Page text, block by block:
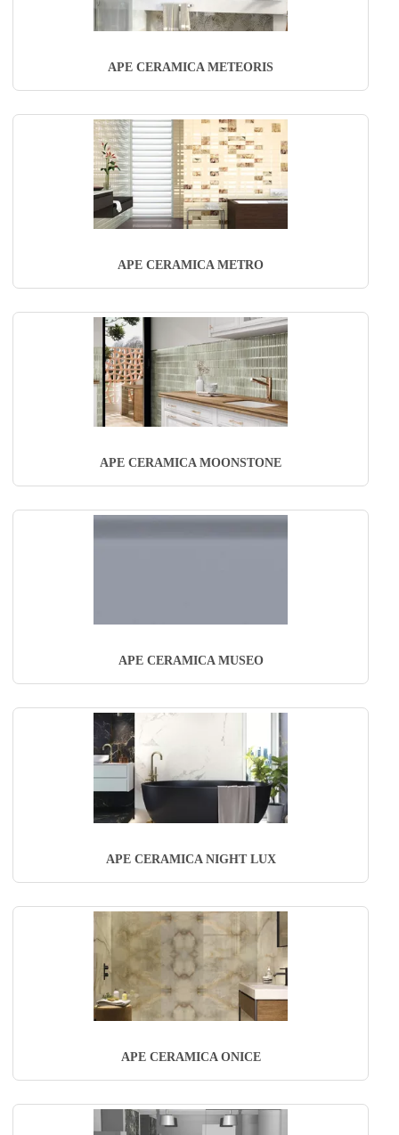
APE CERAMICA METEORIS
APE CERAMICA METRO
APE CERAMICA MOONSTONE
APE CERAMICA MUSEO
APE CERAMICA NIGHT LUX
APE CERAMICA ONICE